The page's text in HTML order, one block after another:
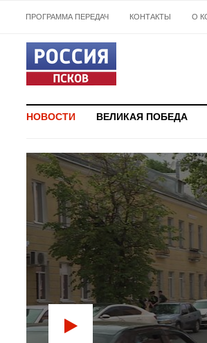
ПРОГРАММА ПЕРЕДАЧ КОНТАКТЫ О
НОВОСТИ ВЕЛИКАЯ ПОБЕДА